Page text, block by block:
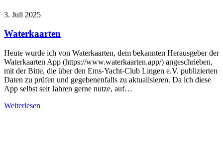
3. Juli 2025
Waterkaarten
Heute wurde ich von Waterkaarten, dem bekannten Herausgeber der
Waterkaarten App (https://www.waterkaarten.app/) angeschrieben,
mit der Bitte, die über den Ems-Yacht-Club Lingen e.V. publizierten
Daten zu prüfen und gegebenenfalls zu aktualisieren. Da ich diese
App selbst seit Jahren gerne nutze, auf…
Weiterlesen